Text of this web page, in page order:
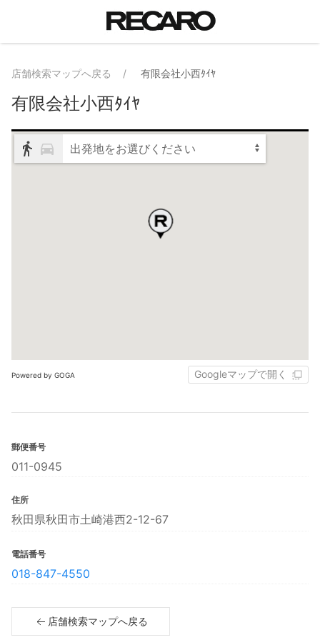
店舗検索マップへ戻る 有限会社小西ﾀｲﾔ
有限会社小西ﾀｲﾔ
出発地をお選びください
Powered by GOGA Googleマップで開く
郵便番号
011-0945
住所
秋田県秋田市土崎港西2-12-67
電話番号
018-847-4550
店舗検索マップへ戻る